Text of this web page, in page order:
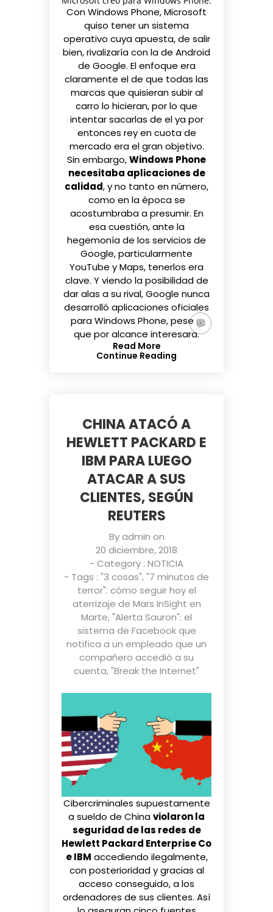
Con Windows Phone, Microsoft
quiso tener un sistema
operativo cuya apuesta, de salir
bien, rivalizaría con la de Android
de Google. El enfoque era
claramente el de que todas las
marcas que quisieran subir al
carro lo hicieran, por lo que
intentar sacarlas de el ya por
entonces rey en cuota de
mercado era el gran objetivo.
Sin embargo,Windows Phone
necesitaba aplicaciones de
calidad, y no tanto en número,
como en la época se
acostumbraba a presumir. En
esa cuestión, ante la
hegemonía de los servicios de
Google, particularmente
YouTube y Maps, tenerlos era
clave. Y viendo la posibilidad de
dar alas a su rival, Google nunca
desarrolló aplicaciones oficiales
para Windows Phone, pese a
que por alcance interesara.
Read More
Continue Reading
CHINA ATACÓ A
HEWLETT PACKARD E
IBM PARA LUEGO
ATACAR A SUS
CLIENTES, SEGÚN
REUTERS
Byadmin on
20 diciembre, 2018
- Category : NOTICIA
- Tags : "3 cosas","7 minutos de
terror": cómo seguir hoy el
aterrizaje de Mars InSight en
Marte,"Alerta Sauron": el
sistema de Facebook que
notifica a un empleado que un
compañero accedió a su
cuenta,"Break the Internet"
Cibercriminales supuestamente
a sueldo de Chinaviolaron la
seguridad de las redes de
Hewlett Packard Enterprise Co
e IBM accediendo ilegalmente,
con posterioridad y gracias al
acceso conseguido, a los
ordenadores de sus clientes. Así